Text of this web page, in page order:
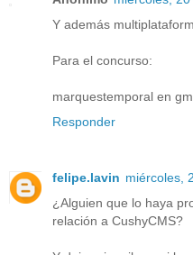
Y además
Para el concurso:
marquestemporal en
Responder
felipe.lavin miércoles,
¿Alguien que lo haya
relación a CushyCMS?